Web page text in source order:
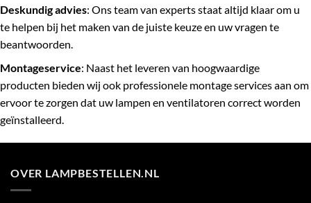
Deskundig advies: Ons team van experts staat altijd klaar om u
te helpen bij het maken van de juiste keuze en uw vragen te
beantwoorden.
Montageservice: Naast het leveren van hoogwaardige
producten bieden wij ook professionele montage services aan om
ervoor te zorgen dat uw lampen en ventilatoren correct worden
geïnstalleerd.
OVER LAMPBESTELLEN.NL